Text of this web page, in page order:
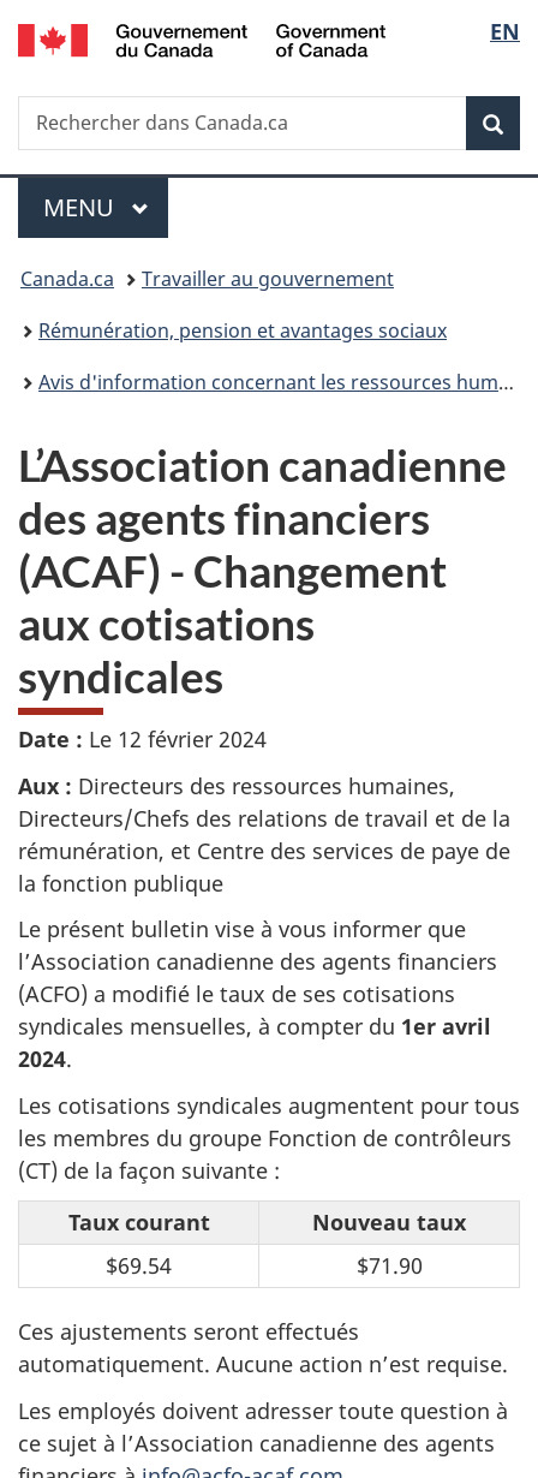
Passer
au
principal
Passer
à
Au
du
Passer
à
version
simplifiée
de
la
EN
Recherche
Rechercher
dans
Menu
MENU PRINCIPAL
Vous
êtes
ici :
Canada.ca
Travailler au gouvernement
Rémunération, pension et avantages sociaux
Avis d'information concernant les ressources humaines
L’Association canadienne
des agents financiers
(ACAF) - Changement
aux cotisations
syndicales
Date : Le 12 février 2024
Aux : Directeurs des ressources humaines,
Directeurs/Chefs des relations de travail et de la
rémunération, et Centre des services de paye de
la fonction publique
Le présent bulletin vise à vous informer que
l’Association canadienne des agents financiers
(ACFO) a modifié le taux de ses cotisations
syndicales mensuelles, à compter du 1er avril
2024.
Les cotisations syndicales augmentent pour tous
les membres du groupe Fonction de contrôleurs
(CT) de la façon suivante :
Taux courant
Nouveau taux
$69.54
$71.90
Ces ajustements seront effectués
automatiquement. Aucune action n’est requise.
Les employés doivent adresser toute question à
ce sujet à l’Association canadienne des agents